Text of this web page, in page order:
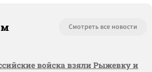
Смотреть все новости
войска взяли Рыжевку и